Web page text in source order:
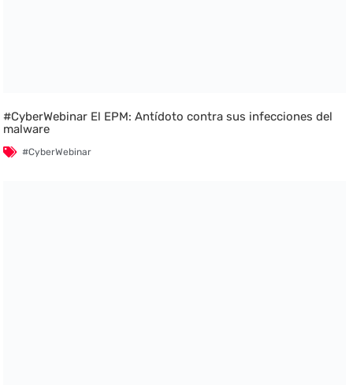
#CyberWebinar El EPM: Antídoto contra sus infecciones del
malware
#CyberWebinar